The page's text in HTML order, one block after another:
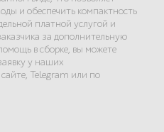
и обеспечить компактность
платной услугой и
за дополнительную
в сборке, вы можете
у наших
Telegram или по